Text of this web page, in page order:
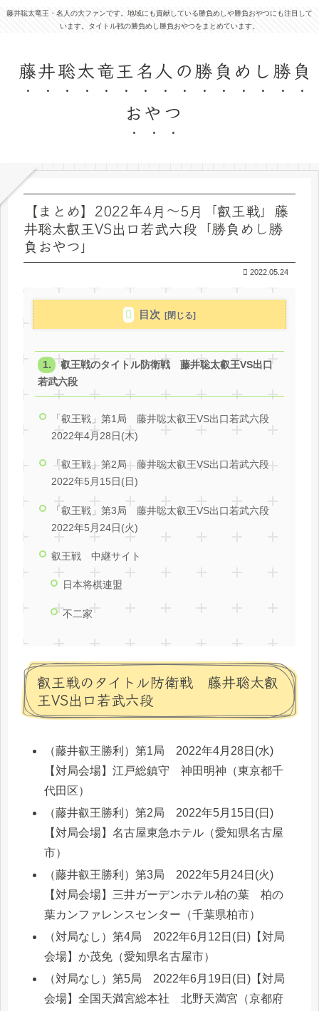
藤井聡太竜王・名人の大ファンです。地域にも貢献している勝負めしや勝負おやつにも注目して
います。タイトル戦の勝負めし勝負おやつをまとめています。
藤井聡太竜王名人の勝負めし勝負
おやつ
【まとめ】2022年4月～5月「叡王戦」藤
井聡太叡王VS出口若武六段「勝負めし勝
負おやつ」
2022.05.24
目次
叡王戦のタイトル防衛戦 藤井聡太叡王VS出口
若武六段
「叡王戦」第1局 藤井聡太叡王VS出口若武六段
2022年4月28日(木)
「叡王戦」第2局 藤井聡太叡王VS出口若武六段
2022年5月15日(日)
「叡王戦」第3局 藤井聡太叡王VS出口若武六段
2022年5月24日(火)
叡王戦 中継サイト
日本将棋連盟
不二家
叡王戦のタイトル防衛戦 藤井聡太叡
王VS出口若武六段
（藤井叡王勝利）第1局 2022年4月28日(水)
【対局会場】江戸総鎮守 神田明神（東京都千
代田区）
（藤井叡王勝利）第2局 2022年5月15日(日)
【対局会場】名古屋東急ホテル（愛知県名古屋
市）
（藤井叡王勝利）第3局 2022年5月24日(火)
【対局会場】三井ガーデンホテル柏の葉 柏の
葉カンファレンスセンター（千葉県柏市）
（対局なし）第4局 2022年6月12日(日)【対局
会場】か茂免（愛知県名古屋市）
（対局なし）第5局 2022年6月19日(日)【対局
会場】全国天満宮総本社 北野天満宮（京都府